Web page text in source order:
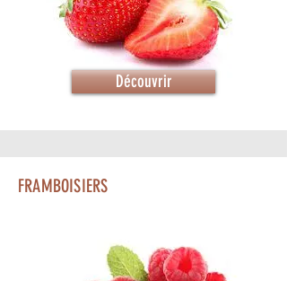
Découvrir
FRAMBOISIERS